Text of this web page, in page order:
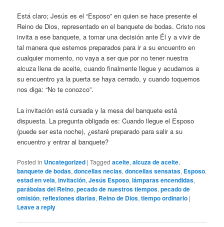
Está claro; Jesús es el “Esposo” en quien se hace presente el
Reino de Dios, representado en el banquete de bodas. Cristo nos
invita a ese banquete, a tomar una decisión ante Él y a vivir de
tal manera que estemos preparados para ir a su encuentro en
cualquier momento, no vaya a ser que por no tener nuestra
alcuza llena de aceite, cuando finalmente llegue y acudamos a
su encuentro ya la puerta se haya cerrado, y cuando toquemos
nos diga: “No te conozco”.
La invitación está cursada y la mesa del banquete está
dispuesta. La pregunta obligada es: Cuando llegue el Esposo
(puede ser esta noche), ¿estaré preparado para salir a su
encuentro y entrar al banquete?
Posted in Uncategorized |Tagged aceite,alcuza de aceite,
banquete de bodas,doncellas necias,doncellas sensatas, Esposo,
estad en vela,invitación,Jesús Esposo,lámparas encendidas,
parábolas del Reino,pecado de nuestros tiempos,pecado de
omisión,reflexiones diarias, Reino de Dios,tiempo ordinario |
Leave a reply